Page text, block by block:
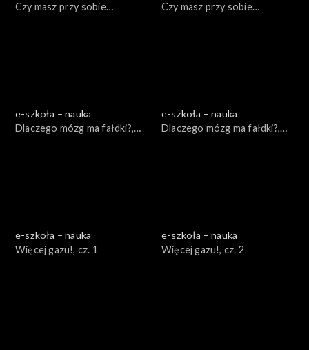
Czy masz przy sobie
Czy masz przy sobie
e-szkoła – nauka
Dlaczego mózg ma fałdki?,
e-szkoła – nauka
Dlaczego mózg ma fałdki?,
e-szkoła – nauka
Więcej gazu!, cz. 1
e-szkoła – nauka
Więcej gazu!, cz. 2